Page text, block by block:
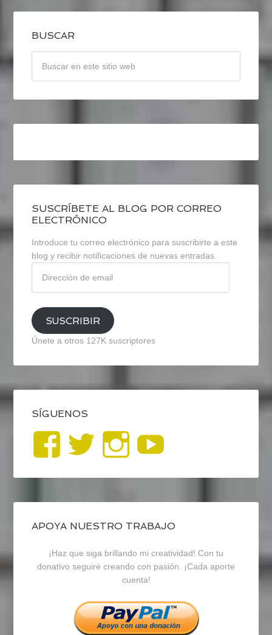
BUSCAR
SUSCRÍBETE AL BLOG POR CORREO
ELECTRÓNICO
Introduce tu correo electrónico para suscribirte a este
blog y recibir notificaciones de nuevas entradas.
email
SUSCRIBIR
Únete a otros 127K suscriptores
SÍGUENOS
Ver
perfil
de
blogrecursosep
en
Facebook
Ver
perfil
de
recursosep
en
Twitter
Ver
perfil
de
recursosep
en
Instagram
APOYA NUESTRO TRABAJO
¡Haz que siga brillando mi creatividad! Con tu
donativo seguiré creando con pasión. ¡Cada aporte
cuenta!